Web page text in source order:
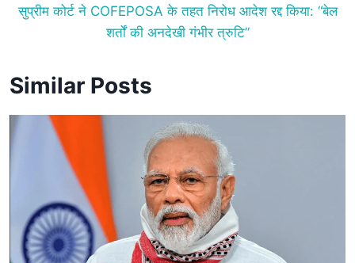
सुप्रीम कोर्ट ने COFEPOSA के तहत निरोध आदेश रद्द किया: “बेल
शर्तों की अनदेखी गंभीर त्रुटि”
Similar Posts